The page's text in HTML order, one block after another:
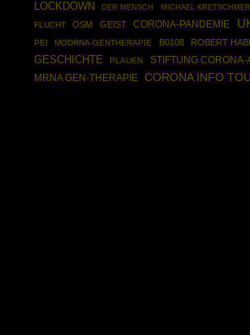
LOCKDOWN DER MENSCH MICHAEL KRETSCHMER
FLUCHT
OSM GEIST CORONA-PANDEMIE
PEI
MODRNA-GENTHERAPIE B0108 ROBERT
GESCHICHTE
PLAUEN STIFTUNG
MRNA GEN-THERAPIE CORONA INFO